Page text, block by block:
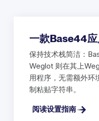
一款Base44
保持技术栈简洁：
Weglot 则在其上
用程序，无需额外环
制粘贴字符串。
阅读设置指南